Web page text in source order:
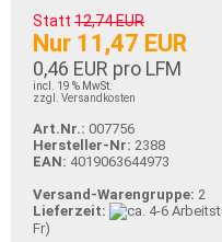
Statt 12,74 EUR
Nur 11,47 EUR
0,46 EUR pro LFM
incl. 19 % MwSt.
zzgl. Versandkosten
Art.Nr.: 007756
Hersteller-Nr: 2388
EAN: 4019063644973
Versand-Warengruppe: 2
Lieferzeit:
Fr)